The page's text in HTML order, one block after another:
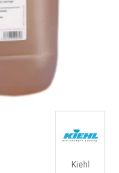
Kiehl